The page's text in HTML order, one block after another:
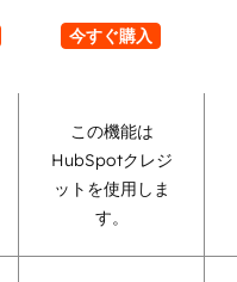
今すぐ購入
この機能は
HubSpotクレジ
ットを使用しま
す。